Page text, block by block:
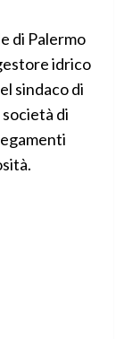
di Palermo
idrico
sindaco di
di